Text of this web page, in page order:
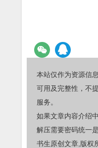
本站仅作为资源信
可用及完整性，不
服务。
如果文章内容介绍
解压需要密码统一是
书生原创文章,版权